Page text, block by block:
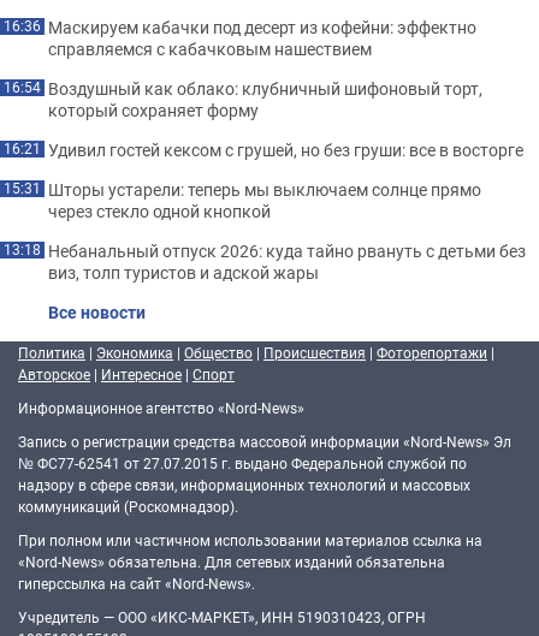
16:36 Маскируем кабачки под десерт из кофейни: эффектно
справляемся с кабачковым нашествием
16:54 Воздушный как облако: клубничный шифоновый торт,
который сохраняет форму
16:21 Удивил гостей кексом с грушей, но без груши: все в восторге
15:31 Шторы устарели: теперь мы выключаем солнце прямо
через стекло одной кнопкой
13:18 Небанальный отпуск 2026: куда тайно рвануть с детьми без
виз, толп туристов и адской жары
Все новости
Политика | Экономика | Общество | Происшествия | Фоторепортажи |
Авторское | Интересное | Спорт
Информационное агентство «Nord-News»
Запись о регистрации средства массовой информации «Nord-News» Эл
№ ФС77-62541 от 27.07.2015 г. выдано Федеральной службой по
надзору в сфере связи, информационных технологий и массовых
коммуникаций (Роскомнадзор).
При полном или частичном использовании материалов ссылка на
«Nord-News» обязательна. Для сетевых изданий обязательна
гиперссылка на сайт «Nord-News».
Учредитель — ООО «ИКС-МАРКЕТ», ИНН 5190310423, ОГРН